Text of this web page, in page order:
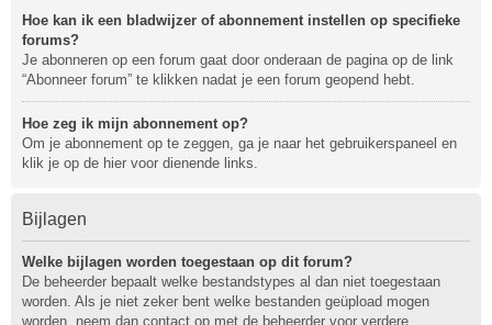
Hoe kan ik een bladwijzer of abonnement instellen op specifieke
forums?
Je abonneren op een forum gaat door onderaan de pagina op de link
“Abonneer forum” te klikken nadat je een forum geopend hebt.
Hoe zeg ik mijn abonnement op?
Om je abonnement op te zeggen, ga je naar het gebruikerspaneel en
klik je op de hier voor dienende links.
Bijlagen
Welke bijlagen worden toegestaan op dit forum?
De beheerder bepaalt welke bestandstypes al dan niet toegestaan
worden. Als je niet zeker bent welke bestanden geüpload mogen
worden, neem dan contact op met de beheerder voor verdere